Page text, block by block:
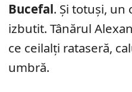
Bucefal. Și totuși, un
izbutit. Tânărul
ce ceilalți rataseră,
umbră.